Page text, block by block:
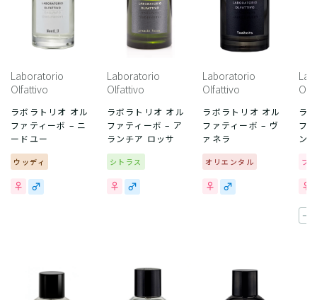
Laboratorio
Olfattivo
ラボラトリオ オル
ファティーボ – ニ
ードユー
ウッディ
Laboratorio
Olfattivo
ラボラトリオ オル
ファティーボ – ア
ランチア ロッサ
シトラス
Laboratorio
Olfattivo
ラボラトリオ オル
ファティーボ – ヴ
ァネラ
オリエンタル
ラ
フ
ン
フ
一